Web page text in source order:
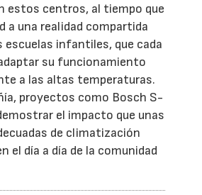
estos centros, al tiempo que
a una realidad compartida
escuelas infantiles, que cada
su funcionamiento
a las altas temperaturas.
proyectos como Bosch S-
el impacto que unas
de climatización
el día a día de la comunidad